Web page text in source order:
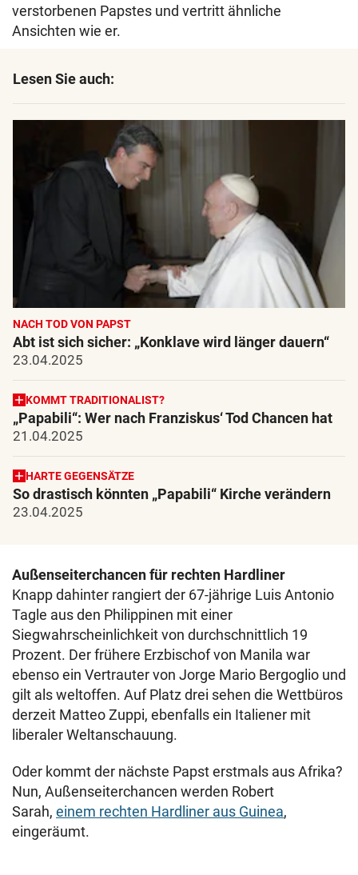
verstorbenen Papstes und vertritt ähnliche
Ansichten wie er.
Lesen Sie auch:
NACH TOD VON PAPST
Abt ist sich sicher: „Konklave wird länger dauern“
23.04.2025
KOMMT TRADITIONALIST?
„Papabili“: Wer nach Franziskus‘ Tod Chancen hat
21.04.2025
HARTE GEGENSÄTZE
So drastisch könnten „Papabili“ Kirche verändern
23.04.2025
Außenseiterchancen für rechten Hardliner
Knapp dahinter rangiert der 67-jährige Luis Antonio
Tagle aus den Philippinen mit einer
Siegwahrscheinlichkeit von durchschnittlich 19
Prozent. Der frühere Erzbischof von Manila war
ebenso ein Vertrauter von Jorge Mario Bergoglio und
gilt als weltoffen. Auf Platz drei sehen die Wettbüros
derzeit Matteo Zuppi, ebenfalls ein Italiener mit
liberaler Weltanschauung.
Oder kommt der nächste Papst erstmals aus Afrika?
Nun, Außenseiterchancen werden Robert
Sarah, einem rechten Hardliner aus Guinea,
eingeräumt.